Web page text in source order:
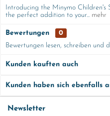
Introducing the Minymo Children's
the perfect addition to your... mehr
Bewertungen
0
Bewertungen lesen, schreiben und
Kunden kauften auch
Kunden haben sich ebenfalls
Newsletter